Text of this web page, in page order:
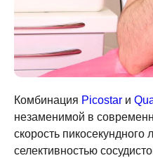
Комбинация Picostar и
незаменимой в
скорость пикосекундного
селективностью